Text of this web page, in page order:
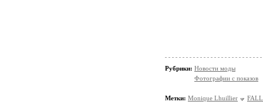
Рубрики: Новости моды
Фотографии с показов
Метки: Monique Lhuillier